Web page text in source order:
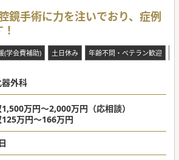
鏡手術に力を注いでおり、症例
(学会費補助) 土日休み 年齢不問・ベテラン歓迎
外科
万円～2,000万円（応相談）
125万円～166万円